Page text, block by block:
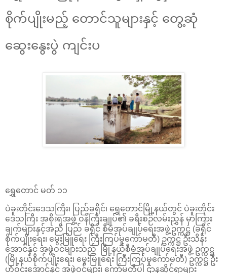
စိုက်ပျိုးမည့် တောင်သူများနှင့် တွေ့ဆုံ
ဆွေးနွေးပွဲ ကျင်းပ
ရွှေတောင် မတ် ၁၁
ပဲခူးတိုင်းဒေသကြီး၊ ပြည်ခရိုင်၊ ရွှေတောင်မြို့နယ်တွင် ပဲခူးတိုင်း
ဒေသကြီး အစိုးရအဖွဲ့ ဝန်ကြီးချုပ်၏ ခရီးစဉ်လမ်းညွှန် မှာကြား
ချက်များနှင့်အညီ ပြည် ခရိုင် စီမံအုပ်ချုပ်ရေးအဖွဲ့ဥက္ကဋ္ဌ (ခရိုင်
စိုက်ပျိုးရေး၊ မွေးမြူရေး ကြီးကြပ်မှုကော်မတီ) ဥက္ကဋ္ဌ ဦးသိန်း
အောင်နှင့် အဖွဲ့ဝင်များသည် မြို့နယ်စီမံအုပ်ချုပ်ရေးအဖွဲ့ ဥက္ကဋ္ဌ
(မြို့နယ်စိုက်ပျိုးရေး၊ မွေးမြူရေး ကြီးကြပ်မှုကော်မတီ) ဥက္ကဋ္ဌ ဦး
ဟံဝင်းအောင်နှင့် အဖွဲ့ဝင်များ၊ ကော်မတီပါ ဌာနဆိုင်ရာများ